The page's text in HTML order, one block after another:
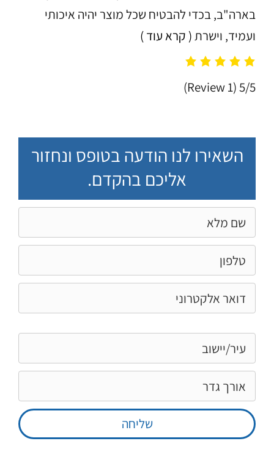
בארה"ב, בכדי להבטיח שכל מוצר יהיה איכותי
ועמיד, וישרת( קרא עוד )
5/5
(1 Review)
השאירו לנו הודעה בטופס ונחזור
אליכם בהקדם.